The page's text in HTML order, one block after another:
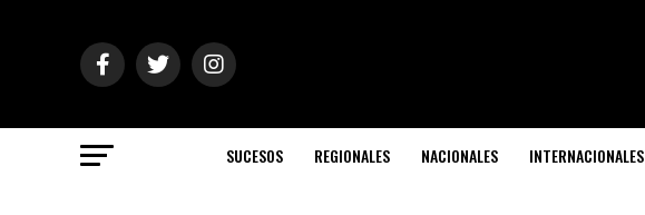
SUCESOS REGIONALES NACIONALES INTERNACIONALES